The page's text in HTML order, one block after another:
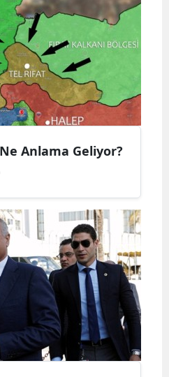
Ne Anlama Geliyor?